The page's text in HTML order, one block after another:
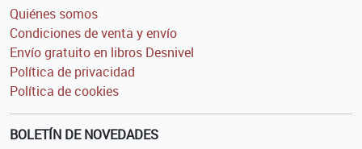
Quiénes somos
Condiciones de venta y envío
Envío gratuito en libros Desnivel
Política de privacidad
Política de cookies
BOLETÍN DE NOVEDADES